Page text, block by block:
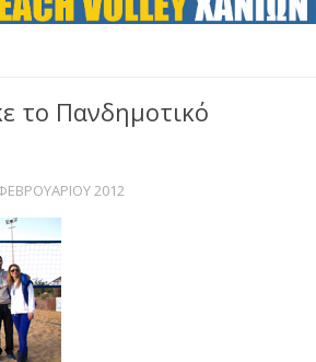
το Πανδημοτικό
2012